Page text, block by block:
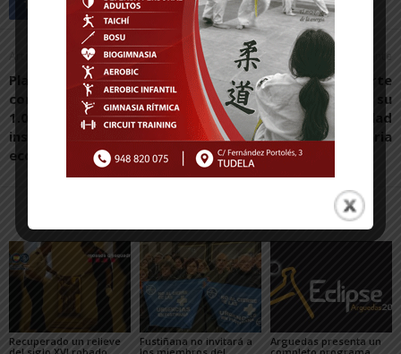
Artículo anterior
Planasa, segundo año
consecutivo entre las
1.000 empresas que más
inspiran al desarrollo
económico de Europa
Artículo siguiente
Ribera Vapor invierte
400.000 euros en su
implantación en la Ciudad
Agroalimentaria
Recuperado un relieve
Fustiñana no invitará a
Arguedas presenta un